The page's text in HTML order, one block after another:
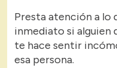
Presta atención a lo
inmediato si alguien
te hace sentir
esa persona.